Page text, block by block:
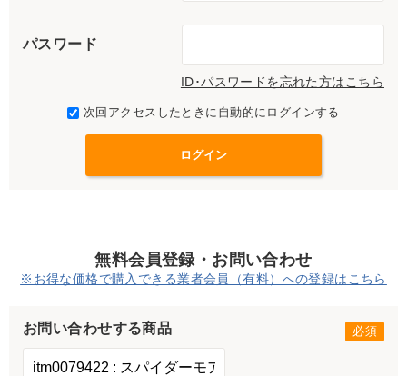
パスワード
ID･パスワードを忘れた方はこちら
次回アクセスしたときに自動的にログインする
無料会員登録・お問い合わせ
※お得な価格で購入できる業者会員（有料）への登録はこちら
お問い合わせする商品